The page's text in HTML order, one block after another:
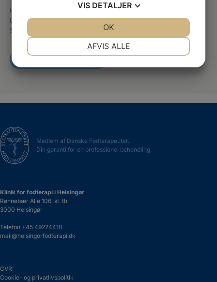
Fredag
08:00 – 15:00
Lørdag
Lukket
Søndag
Medlem af Danske Fodterapeuter.
Din garanti for en professionel behandling.
Klinik for fodterapi i Helsingør
Rønnebær Alle 106, st. th
3000 Helsingør
Telefon +45 49224410
mail@helsingorfodterapi.dk
CVR:
Cookie- og privatlivspolitik
VIS DETALJER
AFVIS ALLE
OK